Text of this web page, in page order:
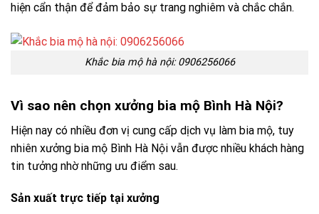
hiện cẩn thận để đảm bảo sự trang nghiêm và chắc chắn.
Khắc bia mộ hà nội: 0906256066
Vì sao nên chọn xưởng bia mộ Bình Hà Nội?
Hiện nay có nhiều đơn vị cung cấp dịch vụ làm bia mộ, tuy
nhiên xưởng bia mộ Bình Hà Nội vẫn được nhiều khách hàng
tin tưởng nhờ những ưu điểm sau.
Sản xuất trực tiếp tại xưởng